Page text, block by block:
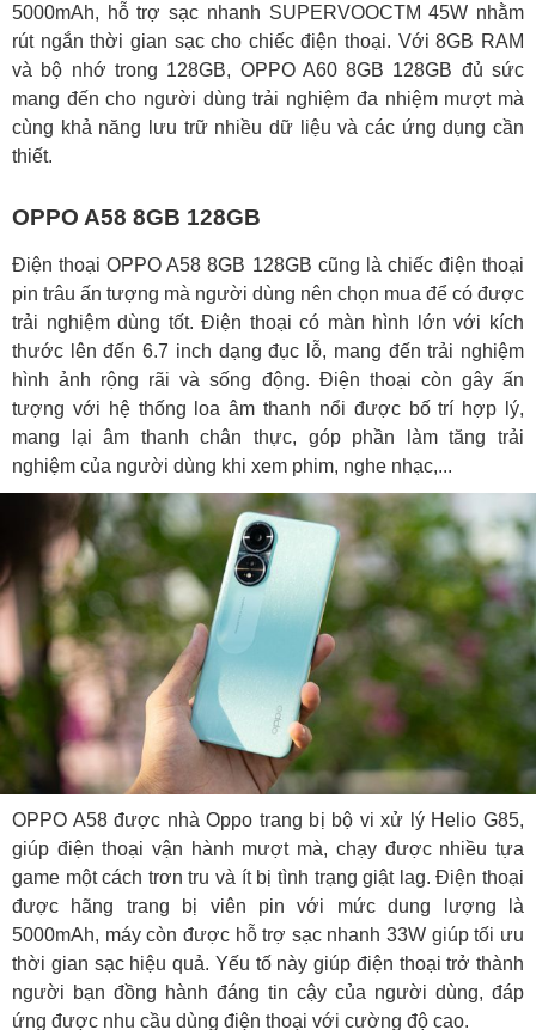
5000mAh, hỗ trợ sạc nhanh SUPERVOOCTM 45W nhằm
rút ngắn thời gian sạc cho chiếc điện thoại. Với 8GB RAM
và bộ nhớ trong 128GB, OPPO A60 8GB 128GB đủ sức
mang đến cho người dùng trải nghiệm đa nhiệm mượt mà
cùng khả năng lưu trữ nhiều dữ liệu và các ứng dụng cần
thiết.
OPPO A58 8GB 128GB
Điện thoại OPPO A58 8GB 128GB cũng là chiếc điện thoại
pin trâu ấn tượng mà người dùng nên chọn mua để có được
trải nghiệm dùng tốt. Điện thoại có màn hình lớn với kích
thước lên đến 6.7 inch dạng đục lỗ, mang đến trải nghiệm
hình ảnh rộng rãi và sống động. Điện thoại còn gây ấn
tượng với hệ thống loa âm thanh nổi được bố trí hợp lý,
mang lại âm thanh chân thực, góp phần làm tăng trải
nghiệm của người dùng khi xem phim, nghe nhạc,...
OPPO A58 được nhà Oppo trang bị bộ vi xử lý Helio G85,
giúp điện thoại vận hành mượt mà, chạy được nhiều tựa
game một cách trơn tru và ít bị tình trạng giật lag. Điện thoại
được hãng trang bị viên pin với mức dung lượng là
5000mAh, máy còn được hỗ trợ sạc nhanh 33W giúp tối ưu
thời gian sạc hiệu quả. Yếu tố này giúp điện thoại trở thành
người bạn đồng hành đáng tin cậy của người dùng, đáp
ứng được nhu cầu dùng điện thoại với cường độ cao.